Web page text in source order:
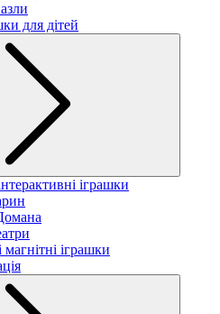
для дітей
іграшки
іграшки